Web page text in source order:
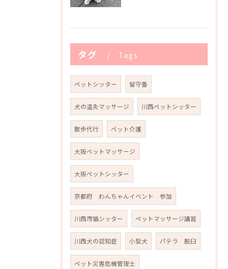
タグ Tags
ペットシッター 留守番
犬の温灸マッサージ 川西ペットシッター
散歩代行 ペット介護
大阪ペットマッサージ
大阪ペットシッター
京都府 わんちゃんイベント 参加
川西市猫シッター ペットマッサージ講習
川西犬の認知症 小型犬 パテラ 脱臼
ペット災害危機管理士